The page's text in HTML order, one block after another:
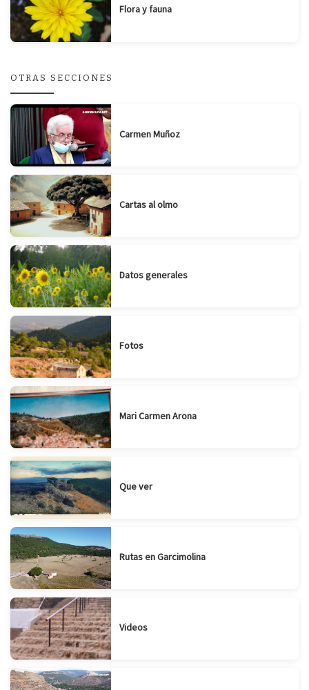
Flora y fauna
OTRAS SECCIONES
Carmen Muñoz
Cartas al olmo
Datos generales
Fotos
Mari Carmen Arona
Que ver
Rutas en Garcimolina
Videos